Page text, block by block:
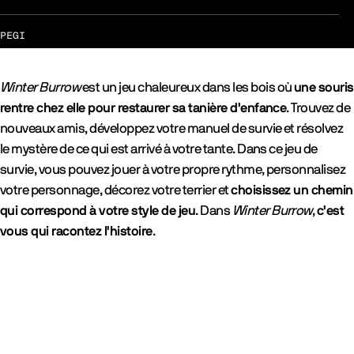
PEGI
Winter Burrowest un jeu chaleureux dans les bois oùune souris
rentre chez elle pour restaurer sa tanière d'enfance. Trouvez de
nouveaux amis, développez votre manuel de survie et résolvez
le mystère de ce qui est arrivé à votre tante. Dans ce jeu de
survie, vous pouvez jouer à votre propre rythme, personnalisez
votre personnage, décorez votre terrier etchoisissez un chemin
qui correspond à votre style de jeu. Dans Winter Burrow,c'est
vous qui racontez l'histoire.